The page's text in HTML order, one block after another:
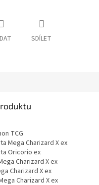
SDÍLET
TCG
Mega Charizard X ex
Oricorio ex
Charizard X ex
Charizard X ex
Charizard X ex